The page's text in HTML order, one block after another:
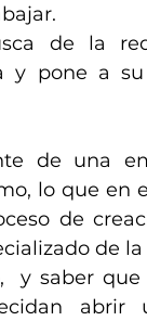
de la
y pone a
de una
lo que en
de
de
y saber que
abrir